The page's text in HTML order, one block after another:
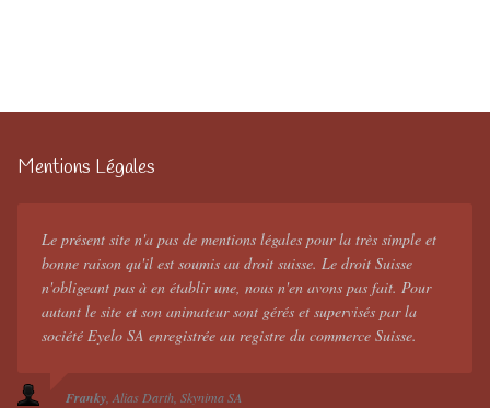
Mentions Légales
Le présent site n'a pas de mentions légales pour la très simple et
bonne raison qu'il est soumis au droit suisse. Le droit Suisse
n'obligeant pas à en établir une, nous n'en avons pas fait. Pour
autant le site et son animateur sont gérés et supervisés par la
société Eyelo SA enregistrée au registre du commerce Suisse.
Franky Alias Darth Skynima SA